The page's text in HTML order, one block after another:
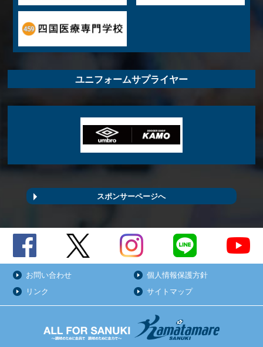
ユニフォームサプライヤー
スポンサーページへ
お問い合わせ
個人情報保護方針
リンク
サイトマップ